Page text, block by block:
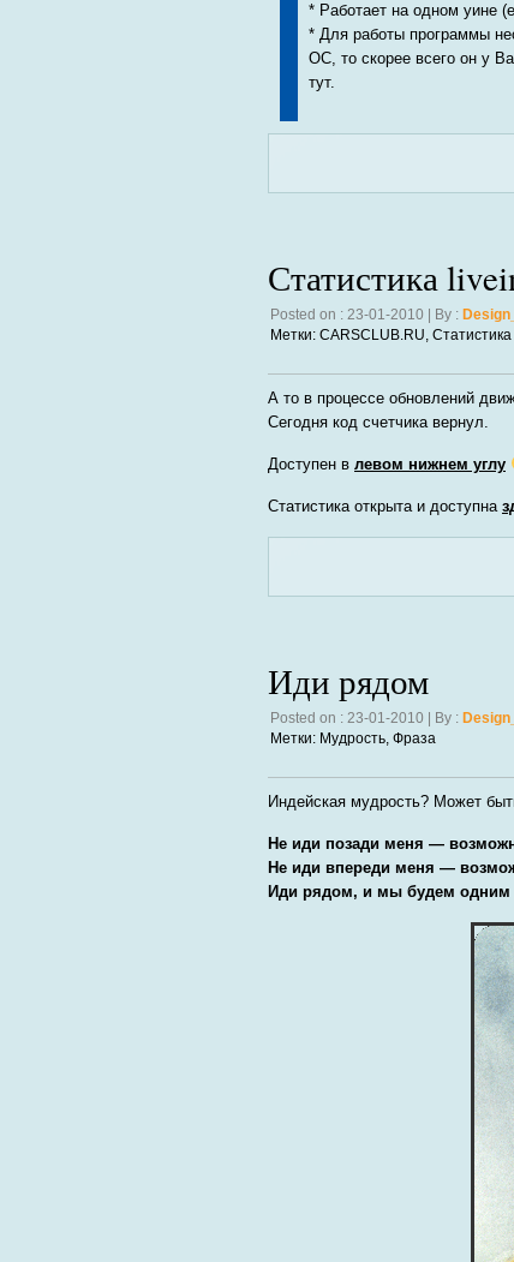
* Работает на одном уине
* Для работы программы
ОС, то скорее всего он у
тут.
Статистика
Posted on : 23-01-2010 | By :
Метки: CARSCLUB.RU, Статистика
А то в процессе обновлений
Сегодня код счетчика вернул.
Доступен в левом нижнем углу
Статистика открыта и доступна
Иди рядом
Posted on : 23-01-2010 | By :
Метки: Мудрость, Фраза
Индейская мудрость? Может
Не иди позади меня —
Не иди впереди меня —
Иди рядом, и мы будем